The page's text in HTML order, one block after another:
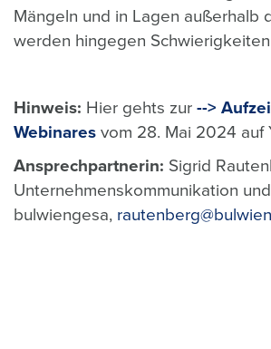
Mängeln und in Lagen außerhalb
werden hingegen
Hinweis: Hier gehts zur -->
Webinares vom 28. Mai 2024 auf
Ansprechpartnerin: Sigrid
Unternehmenskommunikation
bulwiengesa,